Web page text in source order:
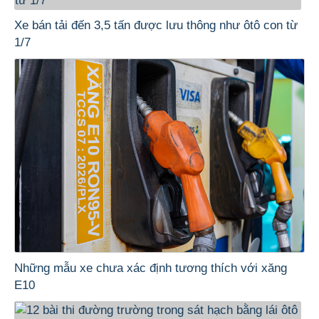
Xe bán tải đến 3,5 tấn được lưu thông như ôtô con từ
1/7
Những mẫu xe chưa xác định tương thích với xăng
E10